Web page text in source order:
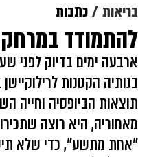
בריאות כתבות
להתמודד
ארבעה ימים בדיוק לפני
בנותיה הקטנות
תוצאות הביופסיה וחייה
מאחוריה, היא רוצה
"אחת מתשע", כדי שלא